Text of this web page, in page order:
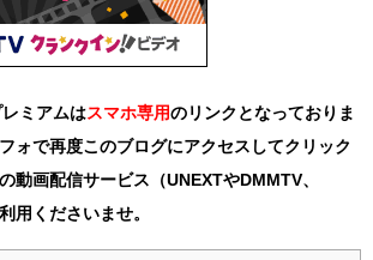
ミアムはスマホ専用のリンクとなっておりま
ォで再度このブログにアクセスしてクリック
動画配信サービス（UNEXTやDMMTV、
用くださいませ。